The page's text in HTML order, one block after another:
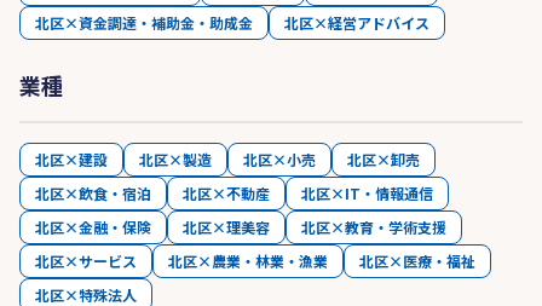
北区×資金調達・補助金・助成金
北区×経営アドバイス
業種
北区×建設 北区×製造 北区×小売
北区×卸売
北区×飲食・宿泊
北区×不動産
北区×IT・情報通信
北区×金融・保険
北区×理美容
北区×教育・学術支援
北区×サービス
北区×農業・林業・漁業
北区×医療・福祉
北区×特殊法人